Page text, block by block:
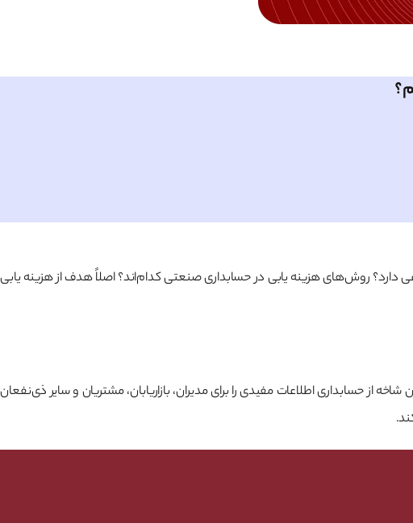
دارد؟ روش‌های هزینه یابی در حسابداری صنعتی کدام‌اند؟ اصلاً هدف از هزینه یابی
حسابداری اطلاعات مفیدی را برای مدیران، بازاریابان، مشتریان و سایر ذی‌نفعان